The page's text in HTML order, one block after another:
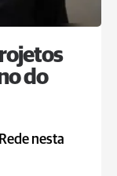
do
nesta